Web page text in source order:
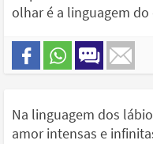
olhar é a linguagem do
Na linguagem dos
amor intensas e